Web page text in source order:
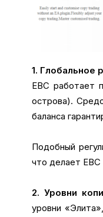
1. Глобальное
EBC работает
острова).
баланса
Подобный
что делает
2. Уровни
уровни